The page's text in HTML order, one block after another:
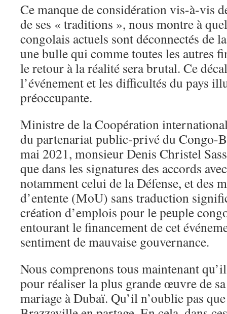
Ce manque de considération vis-à-vis
de ses « traditions », nous montre à
congolais actuels sont déconnectés de
une bulle qui comme toutes les autres
le retour à la réalité sera brutal. Ce
l’événement et les difficultés du pays
préoccupante.
Ministre de la Coopération
du partenariat public-privé du Congo-
mai 2021, monsieur Denis Christel
que dans les signatures des accords
notamment celui de la Défense, et des
d’entente (MoU) sans traduction
création d’emplois pour le peuple
entourant le financement de cet
sentiment de mauvaise gouvernance.
Nous comprenons tous maintenant
pour réaliser la plus grande œuvre de
mariage à Dubaï. Qu’il n’oublie pas